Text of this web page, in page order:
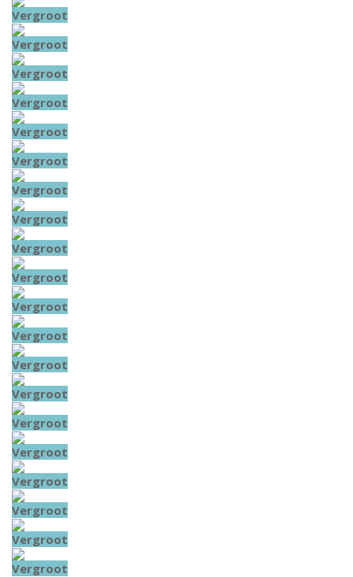
Vergroot
Vergroot
Vergroot
Vergroot
Vergroot
Vergroot
Vergroot
Vergroot
Vergroot
Vergroot
Vergroot
Vergroot
Vergroot
Vergroot
Vergroot
Vergroot
Vergroot
Vergroot
Vergroot
Vergroot